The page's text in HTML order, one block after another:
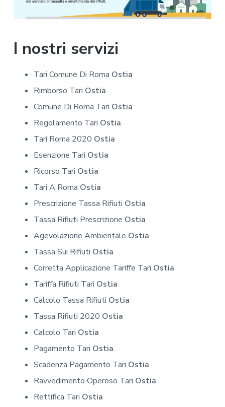
I nostri servizi
Tari Comune Di Roma Ostia
Rimborso Tari Ostia
Comune Di Roma Tari Ostia
Regolamento Tari Ostia
Tari Roma 2020 Ostia
Esenzione Tari Ostia
Ricorso Tari Ostia
Tari A Roma Ostia
Prescrizione Tassa Rifiuti Ostia
Tassa Rifiuti Prescrizione Ostia
Agevolazione Ambientale Ostia
Tassa Sui Rifiuti Ostia
Corretta Applicazione Tariffe Tari Ostia
Tariffa Rifiuti Tari Ostia
Calcolo Tassa Rifiuti Ostia
Tassa Rifiuti 2020 Ostia
Calcolo Tari Ostia
Pagamento Tari Ostia
Scadenza Pagamento Tari Ostia
Ravvedimento Operoso Tari Ostia
Rettifica Tari Ostia